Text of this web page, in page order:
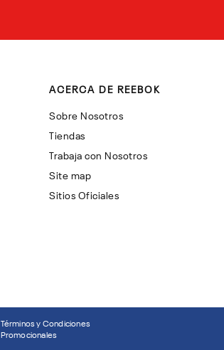
ACERCA DE REEBOK
Sobre Nosotros
Tiendas
Trabaja con Nosotros
Site map
Sitios Oficiales
Términos y Condiciones
Promocionales